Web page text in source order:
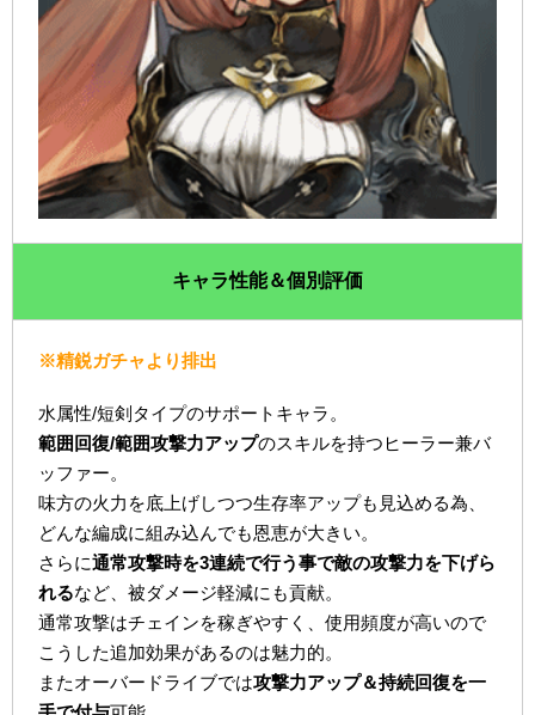
キャラ性能＆個別評価
※精鋭ガチャより排出
水属性/短剣タイプのサポートキャラ。
範囲回復/範囲攻撃力アップのスキルを持つヒーラー兼バ
ッファー。
味方の火力を底上げしつつ生存率アップも見込める為、
どんな編成に組み込んでも恩恵が大きい。
さらに通常攻撃時を3連続で行う事で敵の攻撃力を下げら
れるなど、被ダメージ軽減にも貢献。
通常攻撃はチェインを稼ぎやすく、使用頻度が高いので
こうした追加効果があるのは魅力的。
またオーバードライブでは攻撃力アップ＆持続回復を一